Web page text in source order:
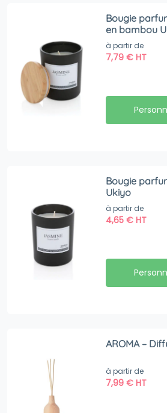
Bougie
en bambou
à partir de
7,79€ HT
Bougie
Ukiyo
à partir de
4,65€ HT
AROMA –
à partir de
7,99€ HT